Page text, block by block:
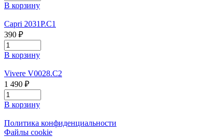
В корзину
Capri 2031P.C1
390 ₽
В корзину
Vivere V0028.C2
1 490 ₽
В корзину
Политика конфиденциальности
Файлы cookie